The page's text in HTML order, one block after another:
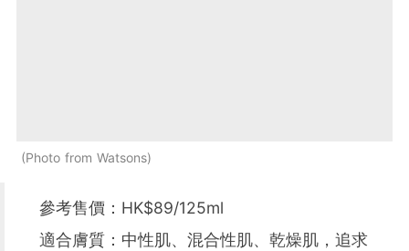
Photo from Watsons
參考售價：HK$89/125ml
適合膚質：中性肌、混合性肌、乾燥肌，追求